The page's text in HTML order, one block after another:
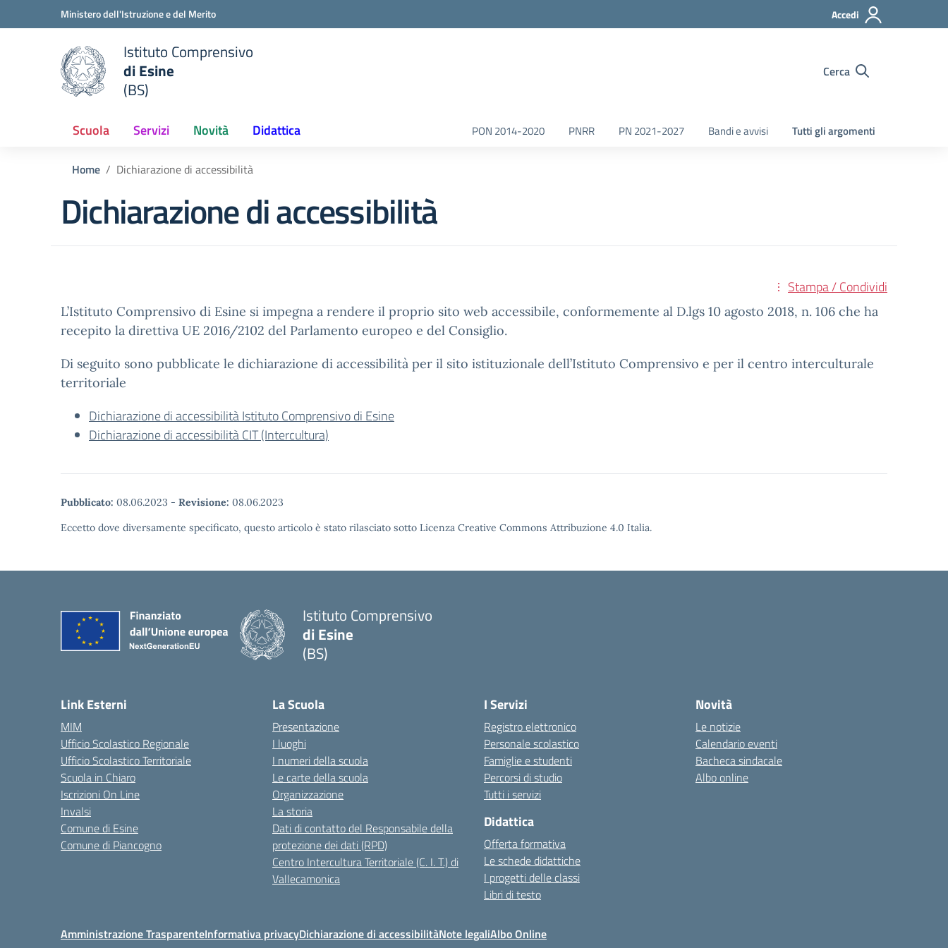
Vai ai contenuti
Vai al menu di navigazioneMinistero dell'Istruzione e del Merito Accedi
scuola
Istituto Comprensivo
di Esine
(BS)
Cerca
Scuola Servizi Novità Didattica PON 2014-2020 PNRR PN 2021-2027 Bandi e avvisi Tutti gli argomenti
Home Dichiarazione di accessibilità
Dichiarazione di accessibilità
Stampa / Condividi
L’Istituto Comprensivo di Esine si impegna a rendere il proprio sito web accessibile, conformemente al D.lgs 10 agosto 2018, n. 106 che ha
recepito la direttiva UE 2016/2102 del Parlamento europeo e del Consiglio.
Di seguito sono pubblicate le dichiarazione di accessibilità per il sito istituzionale dell’Istituto Comprensivo e per il centro interculturale
territoriale
Dichiarazione di accessibilità Istituto Comprensivo di Esine
Dichiarazione di accessibilità CIT (Intercultura)
Pubblicato: 08.06.2023 - Revisione: 08.06.2023
Eccetto dove diversamente specificato, questo articolo è stato rilasciato sotto Licenza Creative Commons Attribuzione 4.0 Italia.
Istituto Comprensivo
di Esine
(BS)
Link Esterni
MIM
Ufficio Scolastico Regionale
Ufficio Scolastico Territoriale
Scuola in Chiaro
Iscrizioni On Line
Invalsi
Comune di Esine
Comune di Piancogno
La Scuola
Presentazione
I luoghi
I numeri della scuola
Le carte della scuola
Organizzazione
La storia
Dati di contatto del Responsabile della
protezione dei dati (RPD)
Centro Intercultura Territoriale (C. I. T.) di
Vallecamonica
I Servizi
Registro elettronico
Personale scolastico
Famiglie e studenti
Percorsi di studio
Tutti i servizi
Didattica
Offerta formativa
Le schede didattiche
I progetti delle classi
Libri di testo
Novità
Le notizie
Calendario eventi
Bacheca sindacale
Albo online
Amministrazione TrasparenteInformativa privacyDichiarazione di accessibilitàNote legaliAlbo Online